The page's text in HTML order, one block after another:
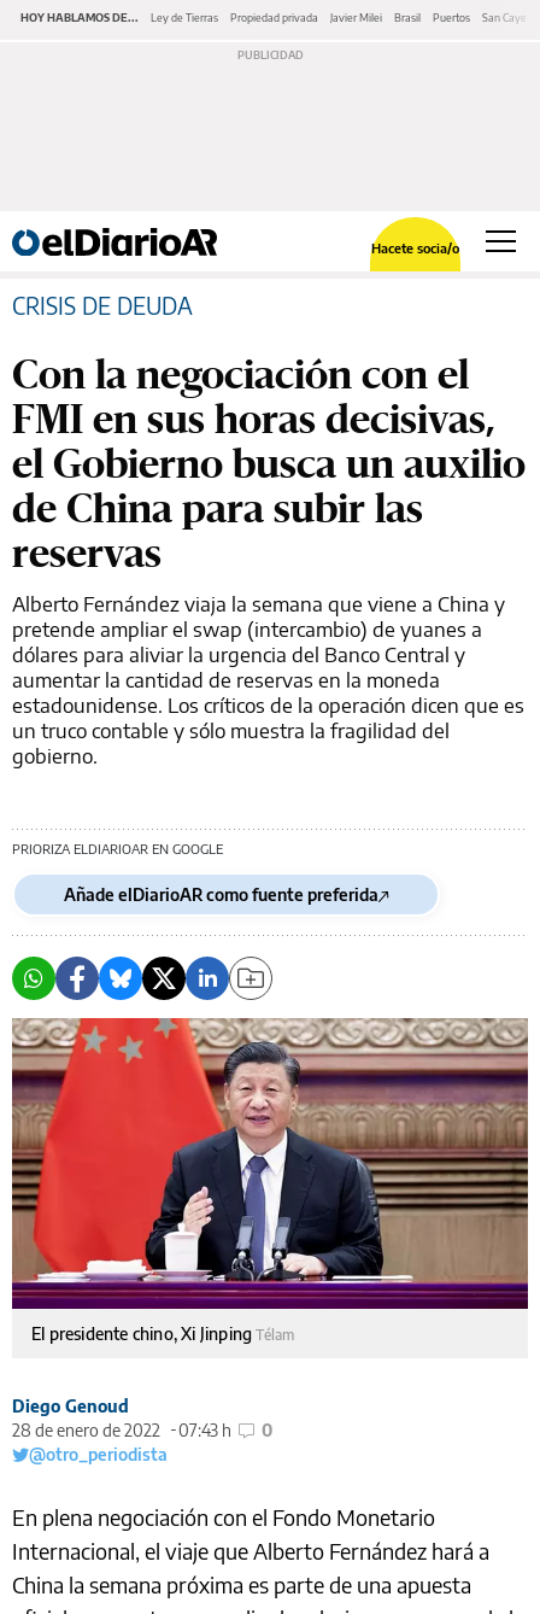
HOY HABLAMOS DE... Ley de Tierras Propiedad privada Javier Milei Brasil Puertos San
Hacete socia/o
CRISIS DE DEUDA
Con la negociación con el
FMI en sus horas decisivas,
el Gobierno busca un auxilio
de China para subir las
reservas
Alberto Fernández viaja la semana que viene a China y
pretende ampliar el swap (intercambio) de yuanes a
dólares para aliviar la urgencia del Banco Central y
aumentar la cantidad de reservas en la moneda
estadounidense. Los críticos de la operación dicen que es
un truco contable y sólo muestra la fragilidad del
gobierno.
PRIORIZA ELDIARIOAR EN GOOGLE
Añade elDiarioAR como fuente preferida
El presidente chino, Xi JinpingTélam
Diego Genoud
28 de enero de 2022
07:43 h
0
@otro_periodista
En plena negociación con el Fondo Monetario
Internacional, el viaje que Alberto Fernández hará a
China la semana próxima es parte de una apuesta